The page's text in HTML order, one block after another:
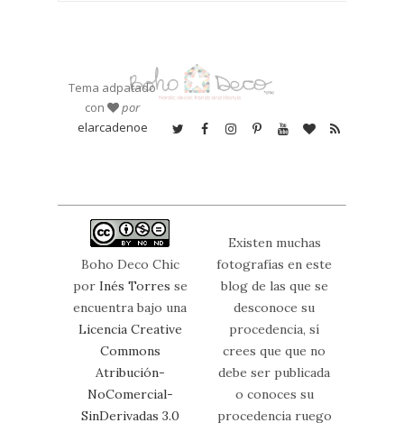
Tema adpatado
con
por
elarcadenoe
Boho Deco Chic
por Inés Torres se
encuentra bajo una
Licencia Creative
Commons
Atribución-
NoComercial-
SinDerivadas 3.0
Existen muchas
fotografías en este
blog de las que se
desconoce su
procedencia, sí
crees que que no
debe ser publicada
o conoces su
procedencia ruego